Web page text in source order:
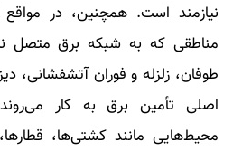
نیازمند است. همچنین، در
مناطقی که به شبکه برق متصل
طوفان، زلزله و فوران آتشفشانی،
اصلی تأمین برق به کار
محیط‌هایی مانند کشتی‌ها،